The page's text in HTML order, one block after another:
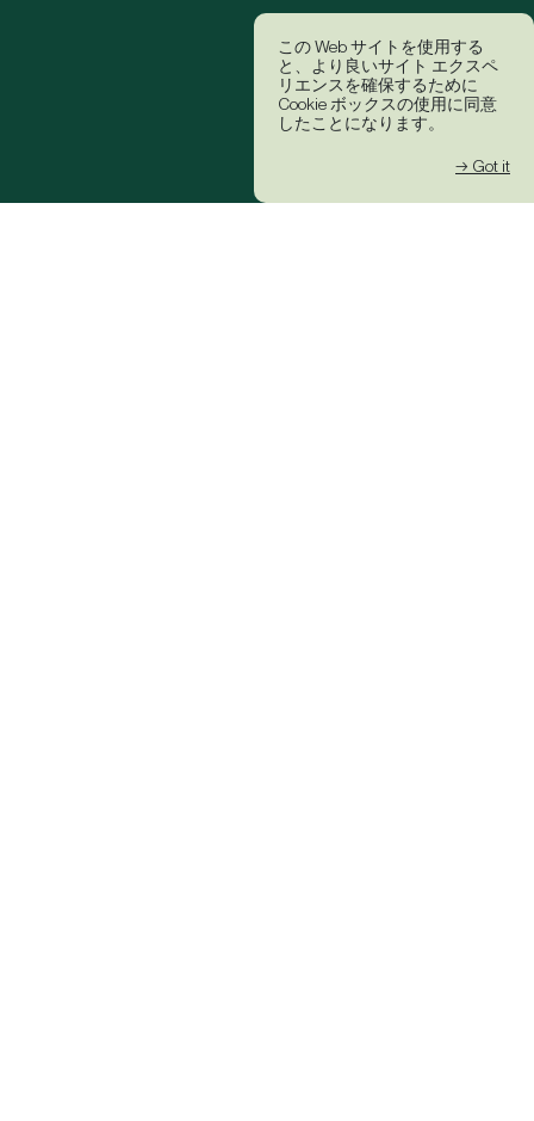
この Web サイトを使用する
と、より良いサイト エクスペ
リエンスを確保するために
Cookie ボックスの使用に同意
したことになります。
→ Got it